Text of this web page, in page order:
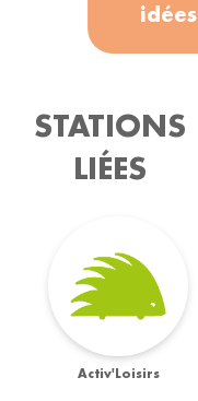
idées
STATIONS
LIÉES
Activ'Loisirs